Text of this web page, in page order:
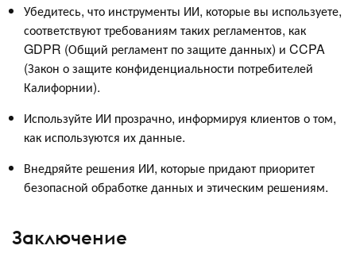
Убедитесь, что инструменты ИИ, которые вы используете,
соответствуют требованиям таких регламентов, как
GDPR (Общий регламент по защите данных) и CCPA
(Закон о защите конфиденциальности потребителей
Калифорнии).
Используйте ИИ прозрачно, информируя клиентов о том,
как используются их данные.
Внедряйте решения ИИ, которые придают приоритет
безопасной обработке данных и этическим решениям.
Заключение